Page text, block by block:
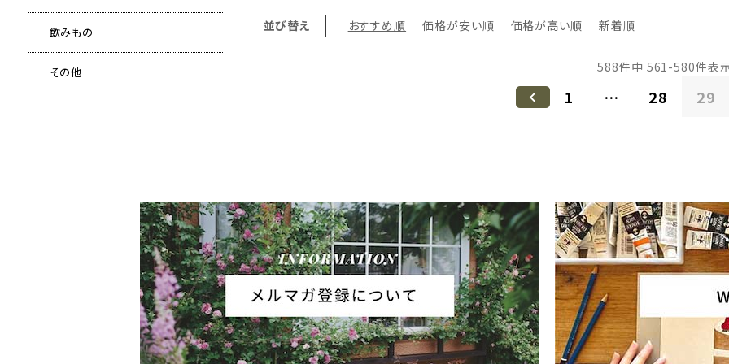
飲みもの
その他
並び替え おすすめ順 価格が安い順 価格が高い順 新着順
588件中 561-580件表
1 … 28 29